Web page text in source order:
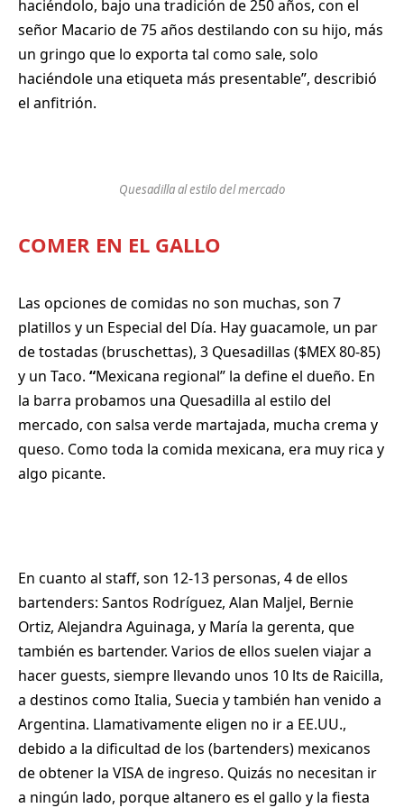
haciéndolo, bajo una tradición de 250 años, con el
señor Macario de 75 años destilando con su hijo, más
un gringo que lo exporta tal como sale, solo
haciéndole una etiqueta más presentable”, describió
el anfitrión.
Quesadilla al estilo del mercado
COMER EN EL GALLO
Las opciones de comidas no son muchas, son 7
platillos y un Especial del Día. Hay guacamole, un par
de tostadas (bruschettas), 3 Quesadillas ($MEX 80-85)
y un Taco. “Mexicana regional” la define el dueño. En
la barra probamos una Quesadilla al estilo del
mercado, con salsa verde martajada, mucha crema y
queso. Como toda la comida mexicana, era muy rica y
algo picante.
En cuanto al staff, son 12-13 personas, 4 de ellos
bartenders: Santos Rodríguez, Alan Maljel, Bernie
Ortiz, Alejandra Aguinaga, y María la gerenta, que
también es bartender. Varios de ellos suelen viajar a
hacer guests, siempre llevando unos 10 lts de Raicilla,
a destinos como Italia, Suecia y también han venido a
Argentina. Llamativamente eligen no ir a EE.UU.,
debido a la dificultad de los (bartenders) mexicanos
de obtener la VISA de ingreso. Quizás no necesitan ir
a ningún lado, porque altanero es el gallo y la fiesta